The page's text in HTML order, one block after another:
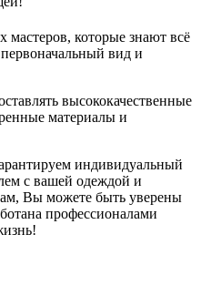
которые знают всё
вид и
высококачественные
материалы и
индивидуальный
с вашей одеждой и
Вы можете быть уверены
профессионалами